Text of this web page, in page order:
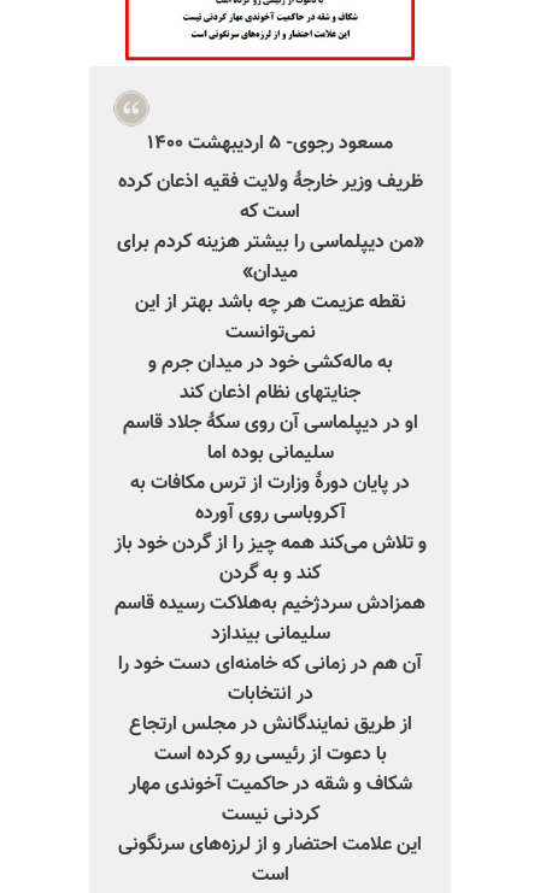
مسعود رجوی- ۵ اردیبهشت ۱۴۰۰
ظریف وزیر خارجهٔ ولایت فقیه اذعان کرده
است که
«من دیپلماسی را بیشتر هزینه کردم برای
میدان»
نقطه عزیمت هر چه باشد بهتر از این
نمی‌توانست
به ماله‌کشی خود در میدان جرم و
جنایتهای نظام اذعان کند
او در دیپلماسی آن روی سکهٔ جلاد قاسم
سلیمانی بوده‌ اما
در پایان دورهٔ وزارت از ترس مکافات به
آکروباسی روی آورده
و تلاش می‌کند همه چیز را از گردن خود باز
کند و به گردن
همزادش سردژخیم به‌هلاکت رسیده قاسم
سلیمانی بیندازد
آن هم در زمانی که خامنه‌ای دست خود را
در انتخابات
از طریق نمایندگانش در مجلس ارتجاع
با دعوت از رئیسی رو کرده است
شکاف و شقه در حاکمیت آخوندی مهار
کردنی نیست
این علامت احتضار و از لرزه‌های سرنگونی
است